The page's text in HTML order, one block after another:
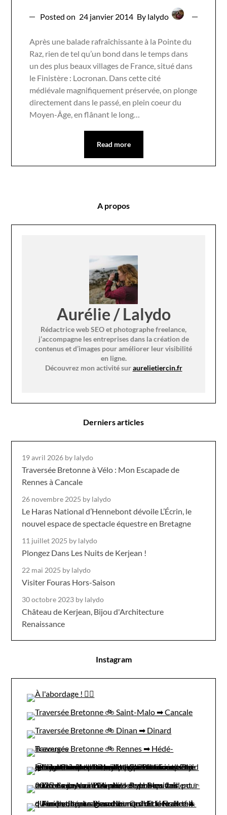
Posted on 24 janvier 2014 By lalydo
Après une balade rafraîchissante à la Pointe du
Raz, rien de tel qu’un bond dans le temps dans
un des plus beaux villages de France, situé dans
le Finistère : Locronan. Dans cette cité
médiévale magnifiquement préservée, on plonge
directement dans le passé, en plein coeur du
Moyen-Âge, en flânant le long…
Read more
A propos
Aurélie / Lalydo
Rédactrice web SEO et photographe freelance,
j’accompagne les entreprises dans la création de
contenus et d’images pour améliorer leur visibilité
en ligne.
Découvrez mon activité suraurelietiercin.fr
Derniers articles
19 avril 2026 by lalydo
Traversée Bretonne à Vélo : Mon Escapade de
Rennes à Cancale
26 novembre 2025 by lalydo
Le Haras National d’Hennebont dévoile L’Écrin, le
nouvel espace de spectacle équestre en Bretagne
11 juillet 2025 by lalydo
Plongez Dans Les Nuits de Kerjean !
22 mai 2025 by lalydo
Visiter Fouras Hors-Saison
30 octobre 2023 by lalydo
Château de Kerjean, Bijou d'Architecture
Renaissance
Instagram